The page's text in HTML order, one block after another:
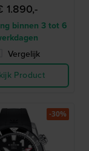
1.890,-
binnen 3 tot 6
Vergelijk
Product
-30%